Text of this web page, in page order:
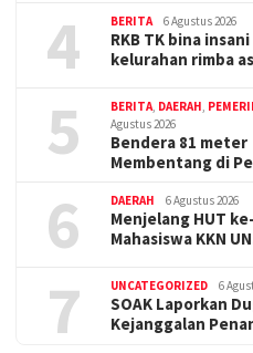
4 BERITA 6 Agustus 2026
RKB TK bina insani
kelurahan rimba
5 BERITA, DAERAH,
Agustus 2026
Bendera 81 meter
Membentang di
6 DAERAH 6 Agustus 2026
Menjelang HUT
Mahasiswa KKN
7 UNCATEGORIZED 6
SOAK Laporkan
Kejanggalan